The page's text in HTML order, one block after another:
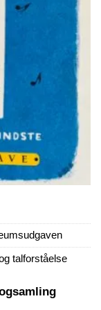
talforståelse